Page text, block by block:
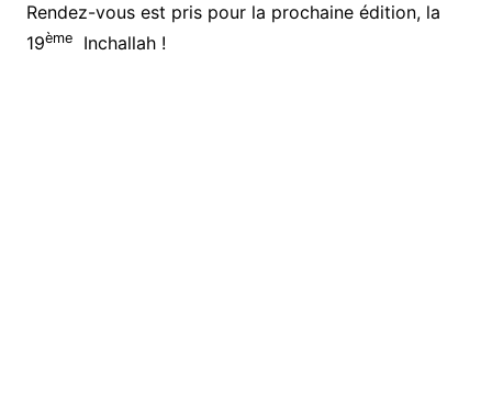
Rendez-vous est pris pour la prochaine édition, la
19èmeInchallah !